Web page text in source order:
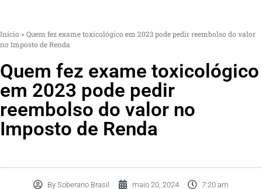
Início » Quem fez exame toxicológico em 2023 pode pedir reembolso do valor
no Imposto de Renda
Quem fez exame toxicológico
em 2023 pode pedir
reembolso do valor no
Imposto de Renda
By Soberano Brasil maio 20, 2024 7:20 am